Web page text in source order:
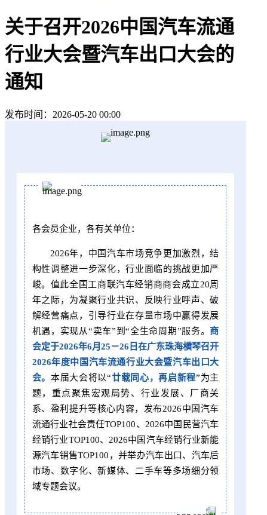
关于召开2026中国汽车流通
行业大会暨汽车出口大会的
通知
发布时间：2026-05-20 00:00
各会员企业，各有关单位：
2026年，中国汽车市场竞争更加激烈，结
构性调整进一步深化，行业面临的挑战更加严
峻。值此全国工商联汽车经销商商会成立20周
年之际，为凝聚行业共识、反映行业呼声、破
解经营痛点，引导行业在存量市场中赢得发展
机遇，实现从“卖车”到“全生命周期”服务。 商
会定于2026年6月25－26日在广东珠海横琴召开
2026年度中国汽车流通行业大会暨汽车出口大
会。 本届大会将以“廿载同心，再启新程”为主
题，重点聚焦宏观局势、行业发展、厂商关
系、盈利提升等核心内容，发布2026中国汽车
流通行业社会责任TOP100、2026中国民营汽车
经销行业TOP100、2026中国汽车经销行业新能
源汽车销售TOP100，并举办汽车出口、汽车后
市场、数字化、新媒体、二手车等多场细分领
域专题会议。